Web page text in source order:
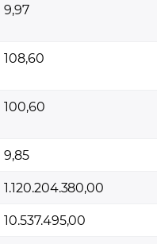
9,97
108,60
100,60
9,85
1.120.204.380,00
10.537.495,00